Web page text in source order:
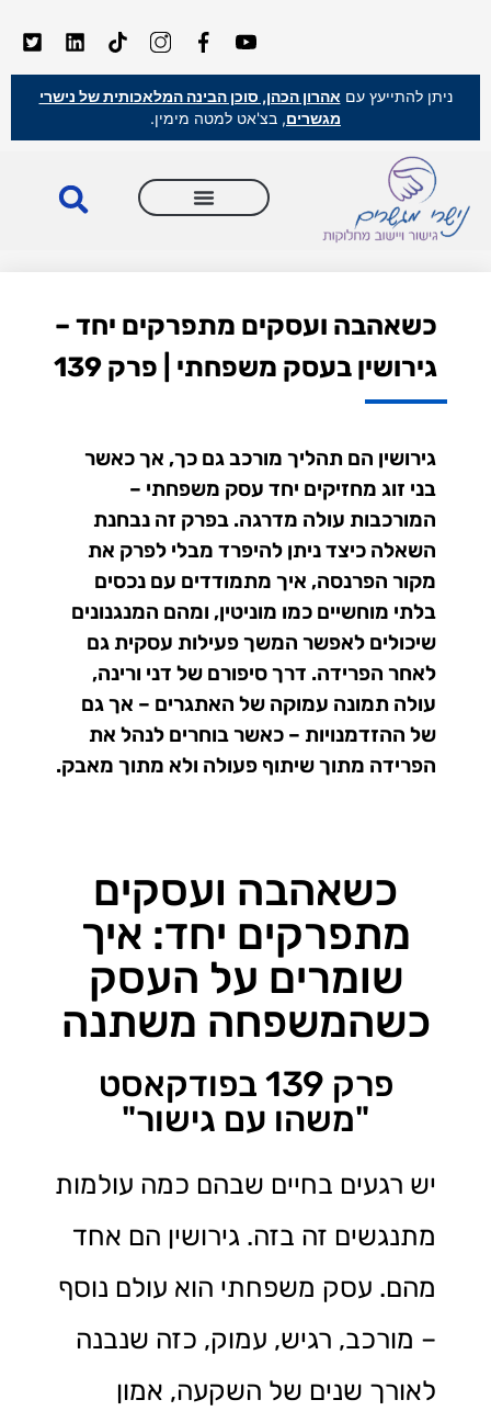
ניתן להתייעץ עם אהרון הכהן, סוכן הבינה המלאכותית של נישרי
מגשרים, בצ'אט למטה מימין.
כשאהבה ועסקים מתפרקים יחד –
גירושין בעסק משפחתי | פרק 139
גירושין הם תהליך מורכב גם כך, אך כאשר
בני זוג מחזיקים יחד עסק משפחתי –
המורכבות עולה מדרגה. בפרק זה נבחנת
השאלה כיצד ניתן להיפרד מבלי לפרק את
מקור הפרנסה, איך מתמודדים עם נכסים
בלתי מוחשיים כמו מוניטין, ומהם המנגנונים
שיכולים לאפשר המשך פעילות עסקית גם
לאחר הפרידה. דרך סיפורם של דני ורינה,
עולה תמונה עמוקה של האתגרים – אך גם
של ההזדמנויות – כאשר בוחרים לנהל את
הפרידה מתוך שיתוף פעולה ולא מתוך מאבק.
כשאהבה ועסקים
מתפרקים יחד: איך
שומרים על העסק
כשהמשפחה משתנה
פרק 139 בפודקאסט
"משהו עם גישור"
יש רגעים בחיים שבהם כמה עולמות
מתנגשים זה בזה. גירושין הם אחד
מהם. עסק משפחתי הוא עולם נוסף
– מורכב, רגיש, עמוק, כזה שנבנה
לאורך שנים של השקעה, אמון